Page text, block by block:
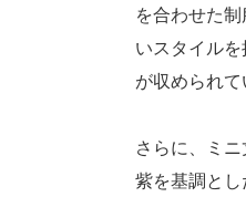
を合わせた
いスタイル
が収められて
さらに、ミ
紫を基調と